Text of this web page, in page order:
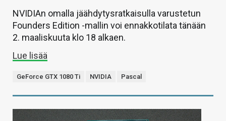
NVIDIAn omalla jäähdytysratkaisulla varustetun
Founders Edition -mallin voi ennakkotilata tänään
2. maaliskuuta klo 18 alkaen.
Lue lisää
GeForce GTX 1080 Ti NVIDIA Pascal